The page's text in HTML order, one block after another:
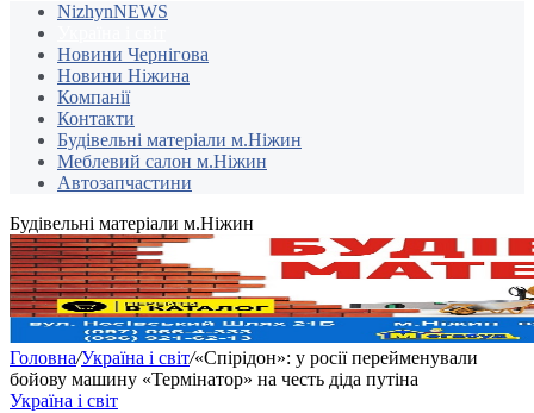
NizhynNEWS
Новини Чернігова
Новини Ніжина
Компанії
Контакти
Будівельні матеріали м.Ніжин
Меблевий салон м.Ніжин
Автозапчастини
Будівельні матеріали м.Ніжин
Головна/Україна і світ/«Спірідон»: у росії перейменували
бойову машину «Термінатор» на честь діда путіна
Україна і світ